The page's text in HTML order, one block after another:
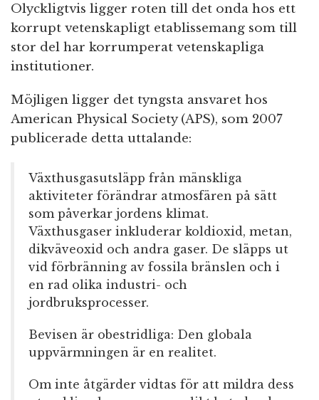
Olyckligtvis ligger roten till det onda hos ett
korrupt vetenskapligt etablissemang som till
stor del har korrumperat vetenskapliga
institutioner.
Möjligen ligger det tyngsta ansvaret hos
American Physical Society (APS), som 2007
publicerade detta uttalande:
Växthusgasutsläpp från mänskliga
aktiviteter förändrar atmosfären på sätt
som påverkar jordens klimat.
Växthusgaser inkluderar koldioxid, metan,
dikväveoxid och andra gaser. De släpps ut
vid förbränning av fossila bränslen och i
en rad olika industri- och
jordbruksprocesser.
Bevisen är obestridliga: Den globala
uppvärmningen är en realitet.
Om inte åtgärder vidtas för att mildra dess